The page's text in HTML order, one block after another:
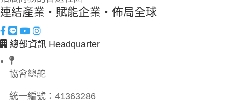
連結產業・賦能企業・佈局全球
總部資訊 Headquarter
協會總舵
統一編號： 41363286